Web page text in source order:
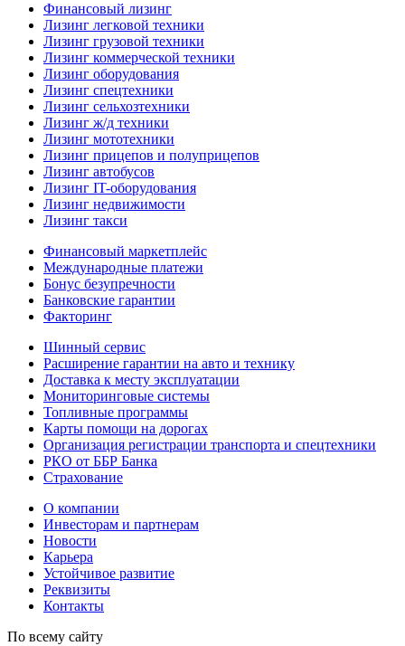
Финансовый лизинг
Лизинг легковой техники
Лизинг грузовой техники
Лизинг коммерческой техники
Лизинг оборудования
Лизинг спецтехники
Лизинг сельхозтехники
Лизинг ж/д техники
Лизинг мототехники
Лизинг прицепов и полуприцепов
Лизинг автобусов
Лизинг IT-оборудования
Лизинг недвижимости
Лизинг такси
Финансовый маркетплейс
Международные платежи
Бонус безупречности
Банковские гарантии
Факторинг
Шинный сервис
Расширение гарантии на авто и технику
Доставка к месту эксплуатации
Мониторинговые системы
Топливные программы
Карты помощи на дорогах
Организация регистрации транспорта и спецтехники
РКО от ББР Банка
Страхование
О компании
Инвесторам и партнерам
Новости
Карьера
Устойчивое развитие
Реквизиты
Контакты
По всему сайту